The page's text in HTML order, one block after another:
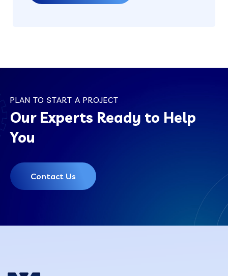
PLAN TO START A PROJECT
Our Experts Ready to Help
You
Contact Us